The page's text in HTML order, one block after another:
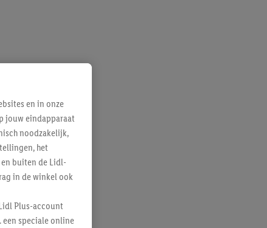
en in onze
jouw eindapparaat
noodzakelijk,
het
buiten de Lidl-
in de winkel ook
Plus-account
speciale online